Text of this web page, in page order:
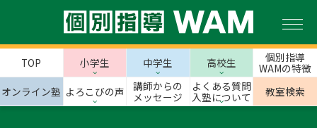
TOP 小学生 中学生 高校生
個別指導
WAMの特徴
オンライン塾 よろこびの声
講師からの
メッセージ
よくある質問
入塾について
教室検索